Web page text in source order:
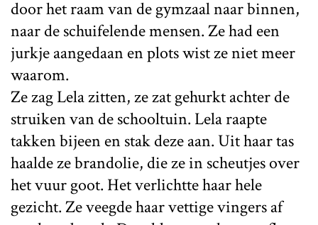
door het raam van de gymzaal naar binnen,
naar de schuifelende mensen. Ze had een
jurkje aangedaan en plots wist ze niet meer
waarom.
Ze zag Lela zitten, ze zat gehurkt achter de
struiken van de schooltuin. Lela raapte
takken bijeen en stak deze aan. Uit haar tas
haalde ze brandolie, die ze in scheutjes over
het vuur goot. Het verlichtte haar hele
gezicht. Ze veegde haar vettige vingers af